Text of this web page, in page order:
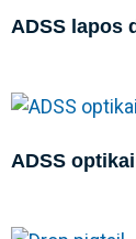
ADSS lapos
ADSS